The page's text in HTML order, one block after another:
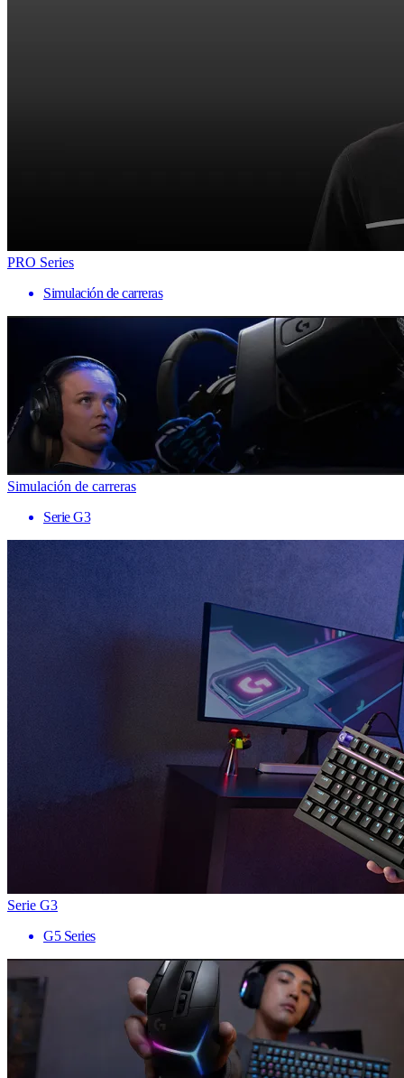
PRO Series
Simulación de carreras
Simulación de carreras
Serie G3
Serie G3
G5 Series